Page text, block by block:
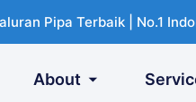
Pipa Terbaik | No.1
About